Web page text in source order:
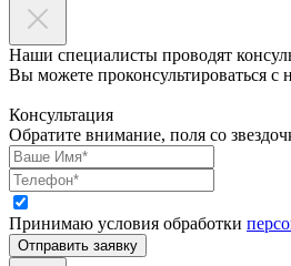
Наши специалисты проводят
Вы можете проконсультироваться
Консультация
Обратите внимание, поля со
Принимаю условия обработки
Отправить заявку